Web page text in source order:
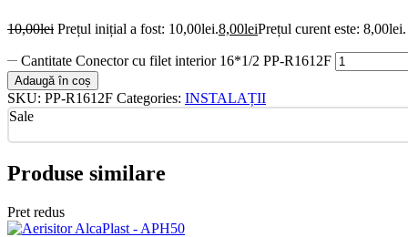
10,00lei Prețul inițial a fost: 10,00lei.8,00leiPrețul curent este: 8,00lei.
Cantitate Conector cu filet interior 16*1/2 PP-R1612F
Adaugă în coș
SKU: PP-R1612F Categories: INSTALAȚII
Sale
Produse similare
Pret redus